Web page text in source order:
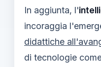
In aggiunta, l'
incoraggia
didattiche
di tecnologie